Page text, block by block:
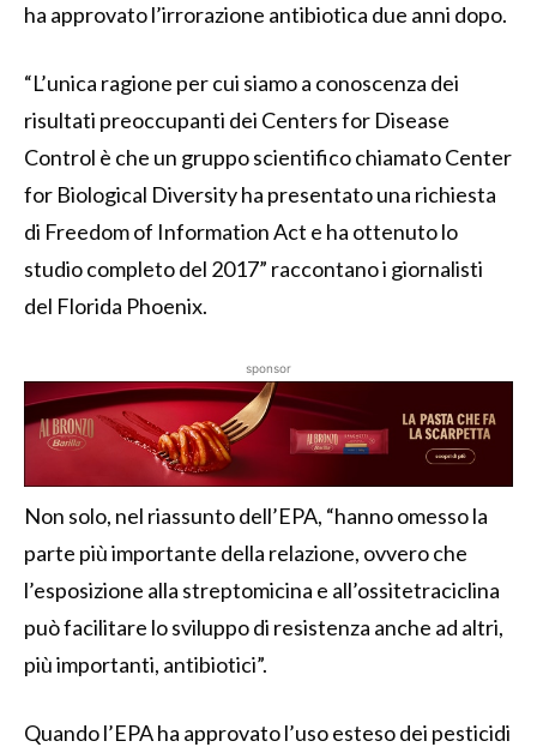
ha approvato l’irrorazione antibiotica due anni dopo.
“L’unica ragione per cui siamo a conoscenza dei
risultati preoccupanti dei Centers for Disease
Control è che un gruppo scientifico chiamato Center
for Biological Diversity ha presentato una richiesta
di Freedom of Information Act e ha ottenuto lo
studio completo del 2017” raccontano i giornalisti
del Florida Phoenix.
sponsor
Non solo, nel riassunto dell’EPA, “hanno omesso la
parte più importante della relazione, ovvero che
l’esposizione alla streptomicina e all’ossitetraciclina
può facilitare lo sviluppo di resistenza anche ad altri,
più importanti, antibiotici”.
Quando l’EPA ha approvato l’uso esteso dei pesticidi